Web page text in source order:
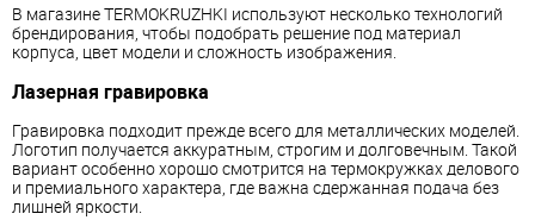
В магазине TERMOKRUZHKI используют несколько технологий
брендирования, чтобы подобрать решение под материал
корпуса, цвет модели и сложность изображения.
Лазерная гравировка
Гравировка подходит прежде всего для металлических моделей.
Логотип получается аккуратным, строгим и долговечным. Такой
вариант особенно хорошо смотрится на термокружках делового
и премиального характера, где важна сдержанная подача без
лишней яркости.